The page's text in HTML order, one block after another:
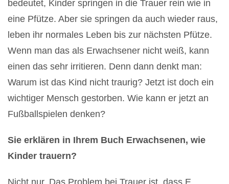
bedeutet, Kinder springen in die Trauer rein wie in
eine Pfütze. Aber sie springen da auch wieder raus,
leben ihr normales Leben bis zur nächsten Pfütze.
Wenn man das als Erwachsener nicht weiß, kann
einen das sehr irritieren. Denn dann denkt man:
Warum ist das Kind nicht traurig? Jetzt ist doch ein
wichtiger Mensch gestorben. Wie kann er jetzt an
Fußballspielen denken?
Sie erklären in Ihrem Buch Erwachsenen, wie
Kinder trauern?
Nicht nur. Das Problem bei Trauer ist, dass E